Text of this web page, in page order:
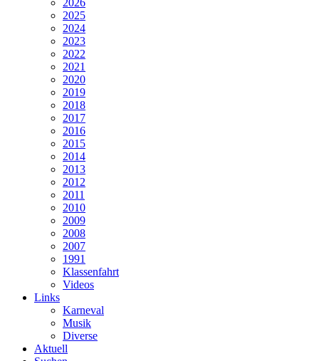
2026
2025
2024
2023
2022
2021
2020
2019
2018
2017
2016
2015
2014
2013
2012
2011
2010
2009
2008
2007
1991
Klassenfahrt
Videos
Links
Karneval
Musik
Diverse
Aktuell